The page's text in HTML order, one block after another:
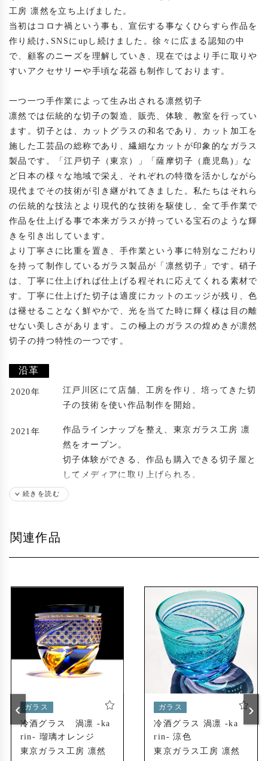
工房 凛然を立ち上げました。
当初はコロナ禍という事も、宣伝する事なくひらすら作品を
作り続け､SNSにupし続けました。徐々に広まる認知の中
で、顧客のニーズを理解していき、現在ではより手に取りや
すいアクセサリーや手頃な花器も制作しております。
一つ一つ手作業によって生み出される凛然切子
凛然では伝統的な切子の製造、販売、体験、教室を行ってい
ます。切子とは、カットグラスの和名であり、カット加工を
施した工芸品の総称であり、繊細なカットが印象的なガラス
製品です。「江戸切子（東京）」「薩摩切子（鹿児島)」な
ど日本の様々な地域で栄え、それぞれの特徴を活かしながら
現代までその技術が引き継がれてきました。私たちはそれら
の伝統的な技法とより現代的な技術を駆使し、全て手作業で
作品を仕上げる事で本来ガラスが持っている宝石のような輝
きを引き出しています。
より丁寧さに比重を置き、手作業という事に特別なこだわり
を持って制作しているガラス製品が「凛然切子」です。硝子
は、丁寧に仕上げれば仕上げる程それに応えてくれる素材で
す。丁寧に仕上げた切子は適度にカットのエッジが残り、色
は褪せることなく鮮やかで、光を当てた時に輝く様は目の離
せない美しさがあります。この極上のガラスの煌めきが凛然
切子の持つ特性の一つです。
沿革
2020年
江戸川区にて店舗、工房を作り、培ってきた切
子の技術を使い作品制作を開始。
2021年
作品ラインナップを整え、東京ガラス工房 凛
然をオープン。
切子体験ができる、作品も購入できる切子屋と
してメディアに取り上げられる。
2024年
グラスやお皿だけでなく、アクセサリー、企業
続きを読む
関連作品
ガラス
冷酒グラス 渦凛 -ka
rin- 瑠璃オレンジ
東京ガラス工房 凛然
ガラス
冷酒グラス 渦凛 -ka
rin- 涼色
東京ガラス工房 凛然
‹ ›